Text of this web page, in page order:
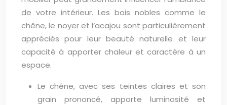
de votre intérieur. Les bois nobles comme le
chêne, le noyer et l’acajou sont particulièrement
appréciés pour leur beauté naturelle et leur
capacité à apporter chaleur et caractère à un
espace.
Le chêne, avec ses teintes claires et son
grain prononcé, apporte luminosité et